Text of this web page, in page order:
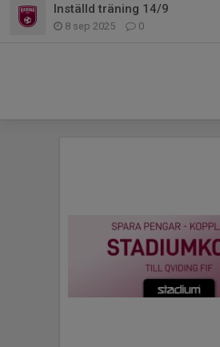
Inställd träning 14/9
8 sep 2025 0